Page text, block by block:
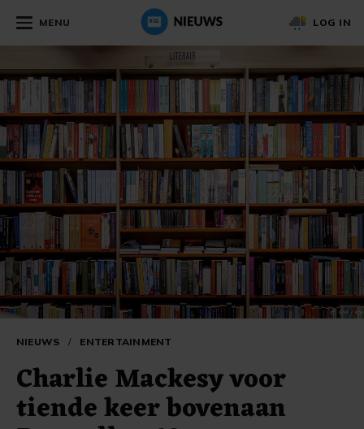
MENU LOG IN
NIEUWS / ENTERTAINMENT
Charlie Mackesy voor
tiende keer bovenaan